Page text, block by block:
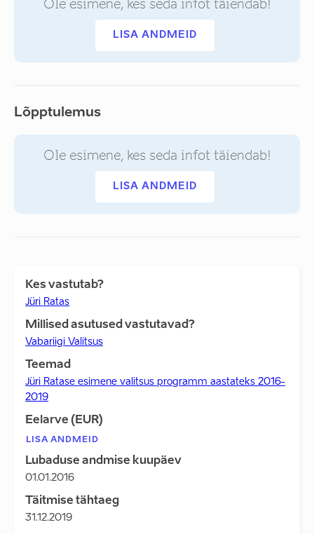
Ole esimene, kes seda infot täiendab!
LISA ANDMEID
Lõpptulemus
Ole esimene, kes seda infot täiendab!
LISA ANDMEID
Kes vastutab?
Jüri Ratas
Millised asutused vastutavad?
Vabariigi Valitsus
Teemad
Jüri Ratase esimene valitsus programm aastateks 2016-
2019
Eelarve (EUR)
LISA ANDMEID
Lubaduse andmise kuupäev
01.01.2016
Täitmise tähtaeg
31.12.2019